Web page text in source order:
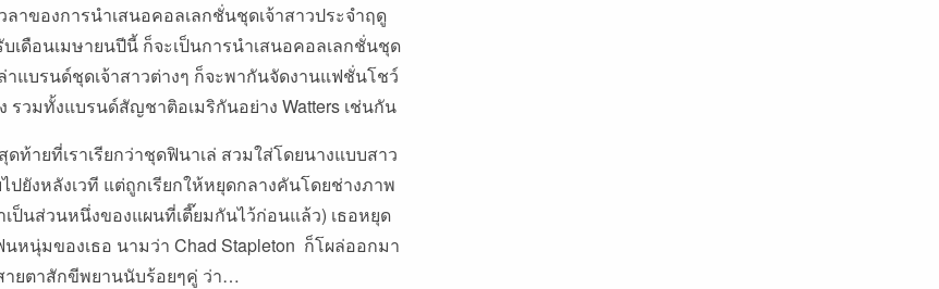
ลาของการนำเสนอคอลเลกชั่นชุดเจ้าสาวประจำฤดู
เดือนเมษายนปีนี้ ก็จะเป็นการนำเสนอคอลเลกชั่นชุด
าแบรนด์ชุดเจ้าสาวต่างๆ ก็จะพากันจัดงานแฟชั่นโชว์
รวมทั้งแบรนด์สัญชาติอเมริกันอย่าง Watters เช่นกัน
ายที่เราเรียกว่าชุดฟินาเล่ สวมใส่โดยนางแบบสาว
ปยังหลังเวที แต่ถูกเรียกให้หยุดกลางคันโดยช่างภาพ
ป็นส่วนหนึ่งของแผนที่เตี๊ยมกันไว้ก่อนแล้ว) เธอหยุด
นหนุ่มของเธอ นามว่า Chad Stapleton ก็โผล่ออกมา
ยตาสักขีพยานนับร้อยๆคู่ ว่า…